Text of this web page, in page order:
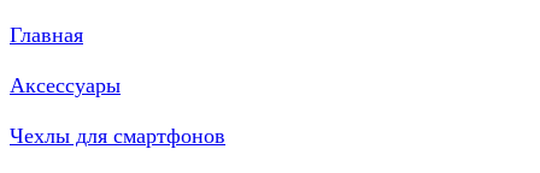
Главная
Аксессуары
Чехлы для смартфонов